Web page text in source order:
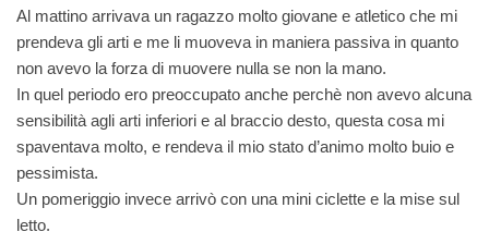
Al mattino arrivava un ragazzo molto giovane e atletico che mi
prendeva gli arti e me li muoveva in maniera passiva in quanto
non avevo la forza di muovere nulla se non la mano.
In quel periodo ero preoccupato anche perchè non avevo alcuna
sensibilità agli arti inferiori e al braccio desto, questa cosa mi
spaventava molto, e rendeva il mio stato d’animo molto buio e
pessimista.
Un pomeriggio invece arrivò con una mini ciclette e la mise sul
letto.